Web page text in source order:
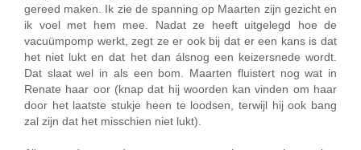
gereed maken. Ik zie de spanning op Maarten zijn gezicht en
ik voel met hem mee. Nadat ze heeft uitgelegd hoe de
vacuümpomp werkt, zegt ze er ook bij dat er een kans is dat
het niet lukt en dat het dan álsnog een keizersnede wordt.
Dat slaat wel in als een bom. Maarten fluistert nog wat in
Renate haar oor (knap dat hij woorden kan vinden om haar
door het laatste stukje heen te loodsen, terwijl hij ook bang
zal zijn dat het misschien niet lukt).